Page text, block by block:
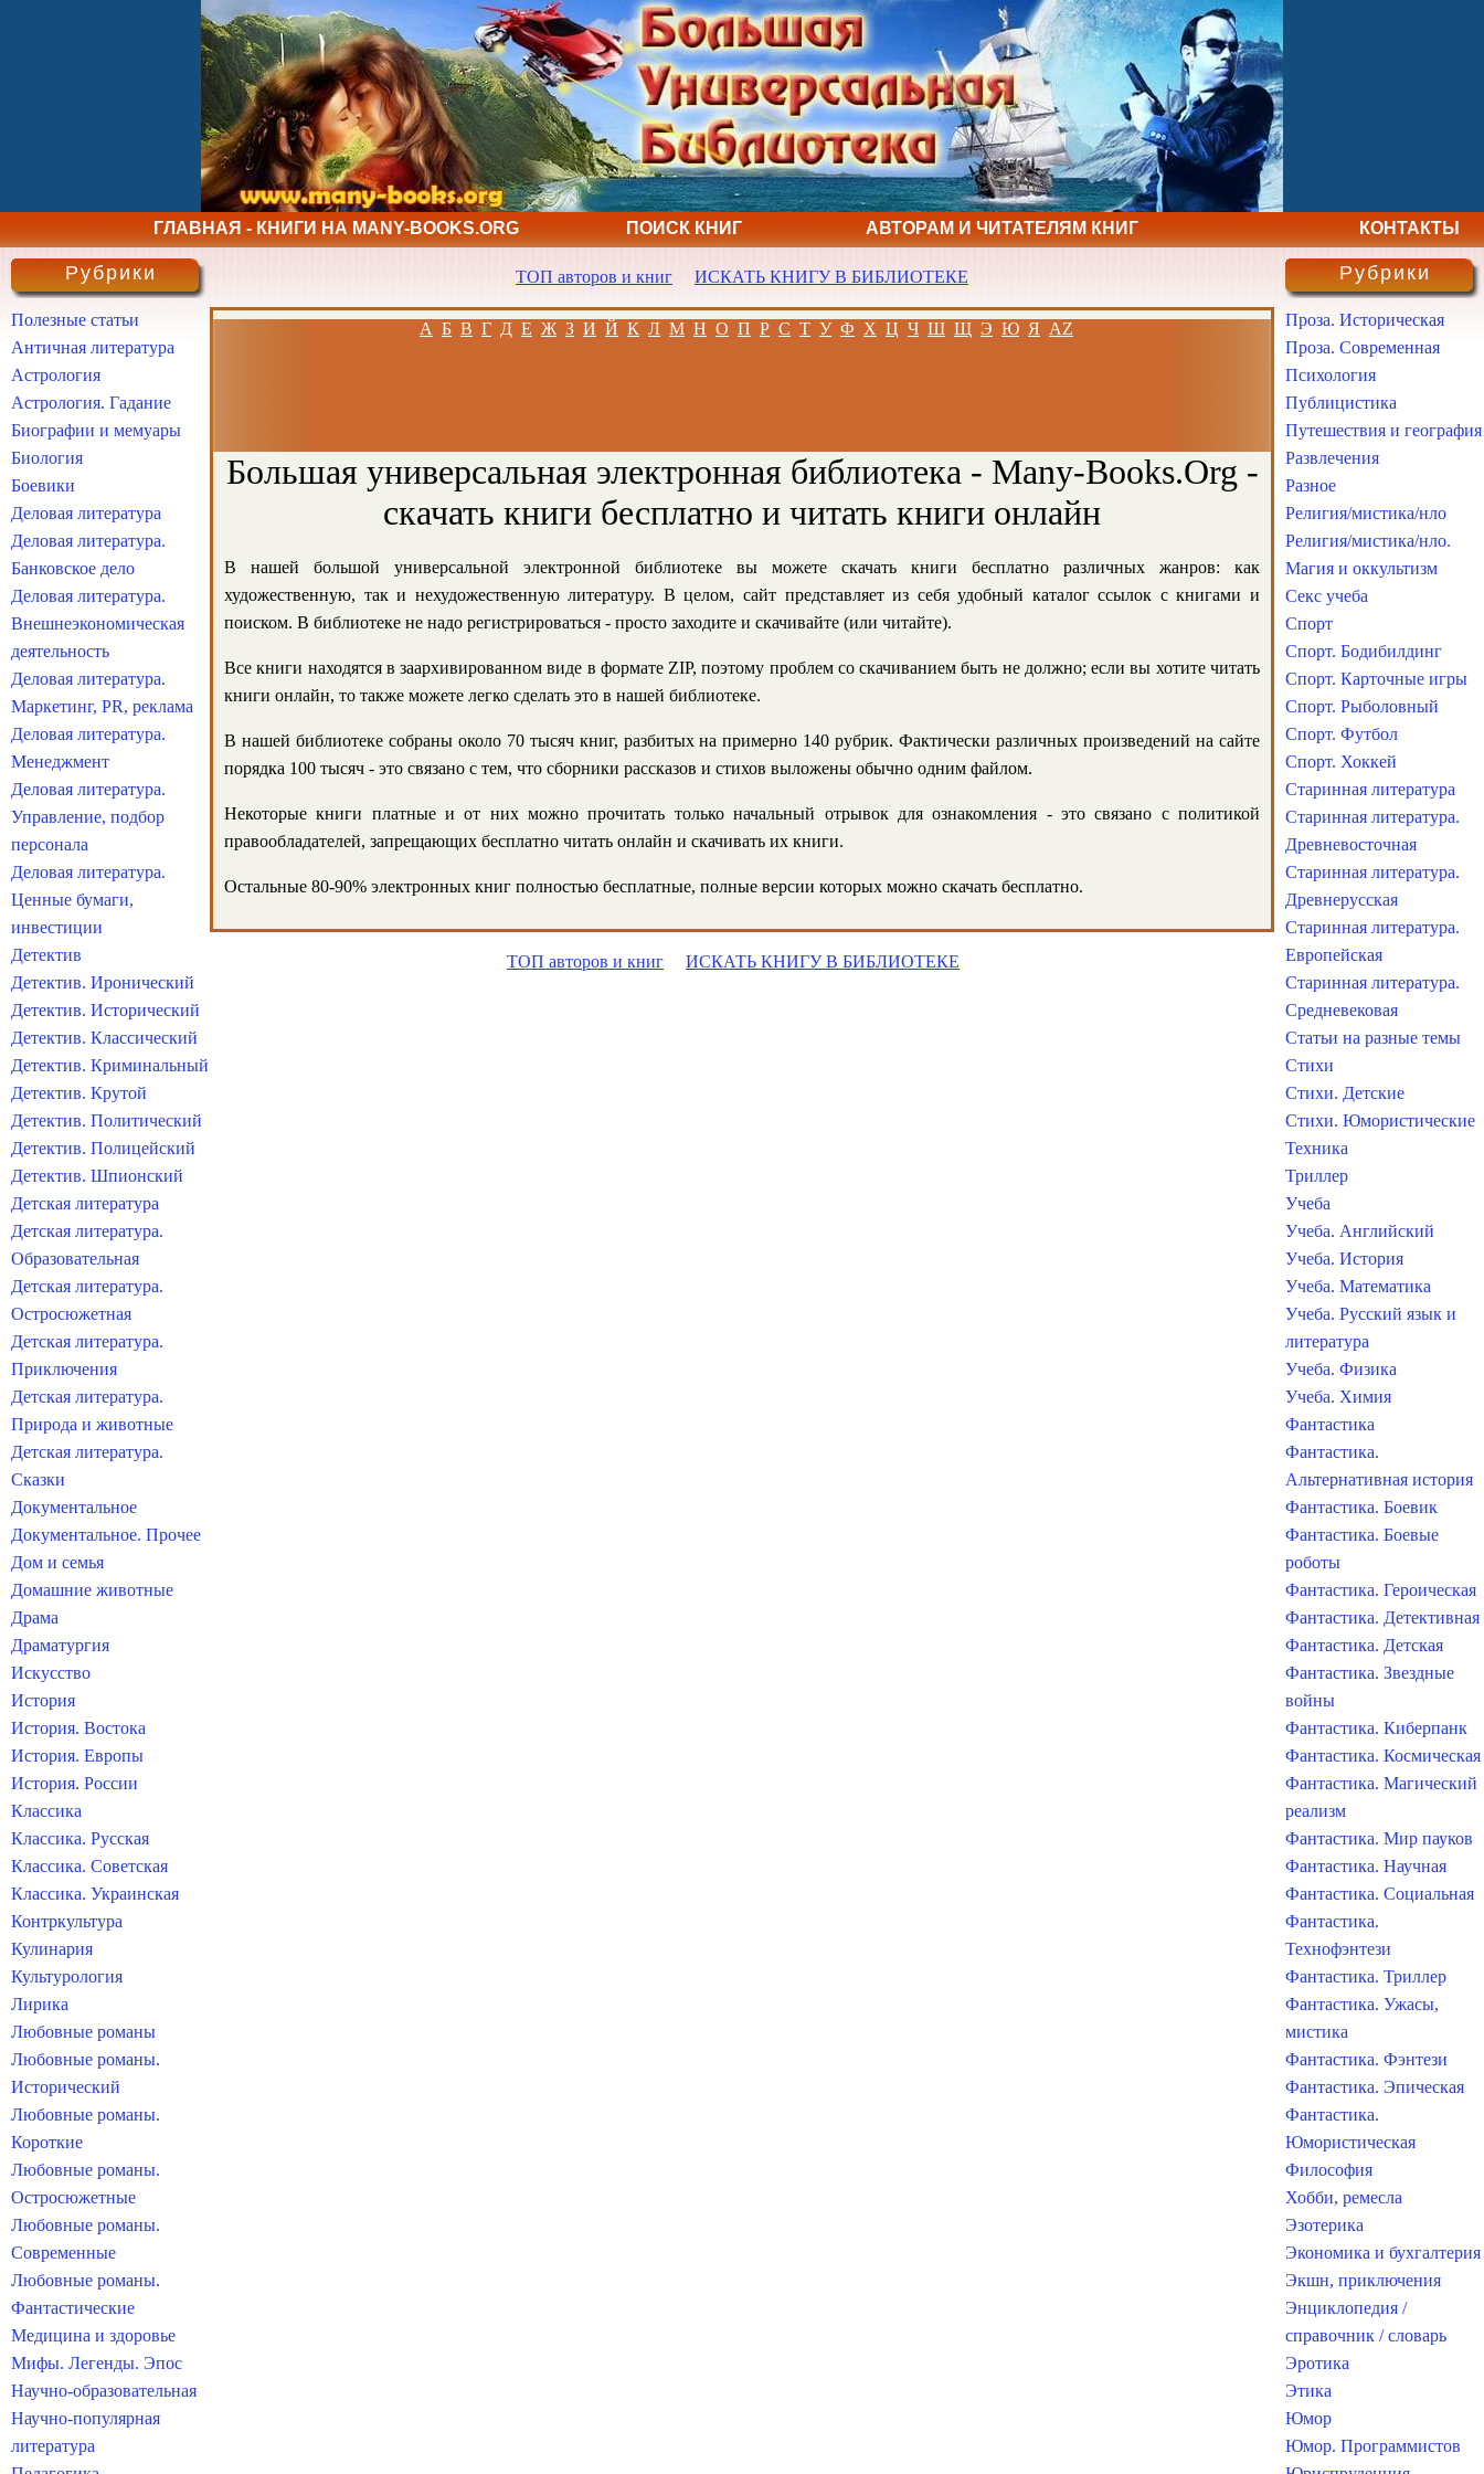
ГЛАВНАЯ - КНИГИ НА MANY-BOOKS.ORG ПОИСК КНИГ АВТОРАМ И ЧИТАТЕЛЯМ КНИГ КОНТАКТЫ
ТОП авторов и книг ИСКАТЬ КНИГУ В БИБЛИОТЕКЕ
А Б В Г Д Е Ж З И Й К Л М Н О П Р С Т У Ф Х Ц Ч Ш Щ Э Ю Я AZ
Большая универсальная электронная библиотека - Many-Books.Org -
скачать книги бесплатно и читать книги онлайн
В нашей большой универсальной электронной библиотеке вы можете скачать книги бесплатно различных жанров: как
художественную, так и нехудожественную литературу. В целом, сайт представляет из себя удобный каталог ссылок с книгами и
поиском. В библиотеке не надо регистрироваться - просто заходите и скачивайте (или читайте).
Все книги находятся в заархивированном виде в формате ZIP, поэтому проблем со скачиванием быть не должно; если вы хотите читать
книги онлайн, то также можете легко сделать это в нашей библиотеке.
В нашей библиотеке собраны около 70 тысяч книг, разбитых на примерно 140 рубрик. Фактически различных произведений на сайте
порядка 100 тысяч - это связано с тем, что сборники рассказов и стихов выложены обычно одним файлом.
Некоторые книги платные и от них можно прочитать только начальный отрывок для ознакомления - это связано с политикой
правообладателей, запрещающих бесплатно читать онлайн и скачивать их книги.
Остальные 80-90% электронных книг полностью бесплатные, полные версии которых можно скачать бесплатно.
ТОП авторов и книг ИСКАТЬ КНИГУ В БИБЛИОТЕКЕ
Рубрики
Полезные статьи
Античная литература
Астрология
Астрология. Гадание
Биографии и мемуары
Биология
Боевики
Деловая литература
Деловая литература.
Банковское дело
Деловая литература.
Внешнеэкономическая
деятельность
Деловая литература.
Маркетинг, PR, реклама
Деловая литература.
Менеджмент
Деловая литература.
Управление, подбор
персонала
Деловая литература.
Ценные бумаги,
инвестиции
Детектив
Детектив. Иронический
Детектив. Исторический
Детектив. Классический
Детектив. Криминальный
Детектив. Крутой
Детектив. Политический
Детектив. Полицейский
Детектив. Шпионский
Детская литература
Детская литература.
Образовательная
Детская литература.
Остросюжетная
Детская литература.
Приключения
Детская литература.
Природа и животные
Детская литература.
Сказки
Документальное
Документальное. Прочее
Дом и семья
Домашние животные
Драма
Драматургия
Искусство
История
История. Востока
История. Европы
История. России
Классика
Классика. Русская
Классика. Советская
Классика. Украинская
Контркультура
Кулинария
Культурология
Лирика
Любовные романы
Любовные романы.
Исторический
Любовные романы.
Короткие
Любовные романы.
Остросюжетные
Любовные романы.
Современные
Любовные романы.
Фантастические
Медицина и здоровье
Мифы. Легенды. Эпос
Научно-образовательная
Научно-популярная
литература
Рубрики
Проза. Историческая
Проза. Современная
Психология
Публицистика
Путешествия и география
Развлечения
Разное
Религия/мистика/нло
Религия/мистика/нло.
Магия и оккультизм
Секс учеба
Спорт
Спорт. Бодибилдинг
Спорт. Карточные игры
Спорт. Рыболовный
Спорт. Футбол
Спорт. Хоккей
Старинная литература
Старинная литература.
Древневосточная
Старинная литература.
Древнерусская
Старинная литература.
Европейская
Старинная литература.
Средневековая
Статьи на разные темы
Стихи
Стихи. Детские
Стихи. Юмористические
Техника
Триллер
Учеба
Учеба. Английский
Учеба. История
Учеба. Математика
Учеба. Русский язык и
литература
Учеба. Физика
Учеба. Химия
Фантастика
Фантастика.
Альтернативная история
Фантастика. Боевик
Фантастика. Боевые
роботы
Фантастика. Героическая
Фантастика. Детективная
Фантастика. Детская
Фантастика. Звездные
войны
Фантастика. Киберпанк
Фантастика. Космическая
Фантастика. Магический
реализм
Фантастика. Мир пауков
Фантастика. Научная
Фантастика. Социальная
Фантастика.
Технофэнтези
Фантастика. Триллер
Фантастика. Ужасы,
мистика
Фантастика. Фэнтези
Фантастика. Эпическая
Фантастика.
Юмористическая
Философия
Хобби, ремесла
Эзотерика
Экономика и бухгалтерия
Экшн, приключения
Энциклопедия /
справочник / словарь
Эротика
Этика
Юмор
Юмор. Программистов